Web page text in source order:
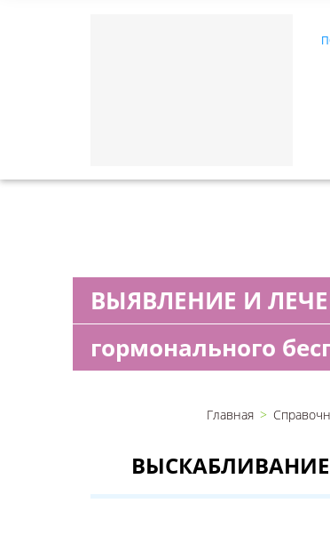
ВЫЯВЛЕНИЕ И
гормонального
Главная